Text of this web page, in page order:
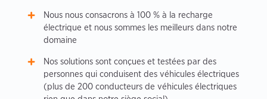
Nous nous consacrons à 100 % à la recharge
électrique et nous sommes les meilleurs dans notre
domaine
Nos solutions sont conçues et testées par des
personnes qui conduisent des véhicules électriques
(plus de 200 conducteurs de véhicules électriques